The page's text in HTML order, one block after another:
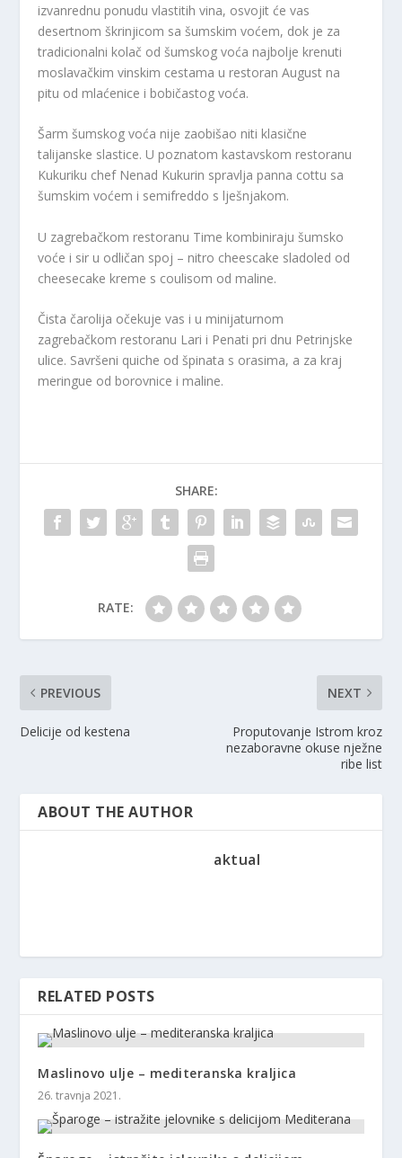
izvanrednu ponudu vlastitih vina, osvojit će vas
desertnom škrinjicom sa šumskim voćem, dok je za
tradicionalni kolač od šumskog voća najbolje krenuti
moslavačkim vinskim cestama u restoran August na
pitu od mlaćenice i bobičastog voća.
Šarm šumskog voća nije zaobišao niti klasične
talijanske slastice. U poznatom kastavskom restoranu
Kukuriku chef Nenad Kukurin spravlja panna cottu sa
šumskim voćem i semifreddo s lješnjakom.
U zagrebačkom restoranu Time kombiniraju šumsko
voće i sir u odličan spoj – nitro cheescake sladoled od
cheesecake kreme s coulisom od maline.
Čista čarolija očekuje vas i u minijaturnom
zagrebačkom restoranu Lari i Penati pri dnu Petrinjske
ulice. Savršeni quiche od špinata s orasima, a za kraj
meringue od borovnice i maline.
SHARE:
RATE:
PREVIOUS
Delicije od kestena
NEXT
Proputovanje Istrom kroz
nezaboravne okuse nježne
ribe list
ABOUT THE AUTHOR
aktual
RELATED POSTS
Maslinovo ulje – mediteranska kraljica
26. travnja 2021.